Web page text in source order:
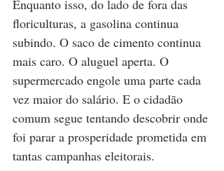
Enquanto isso, do lado de fora das
floriculturas, a gasolina continua
subindo. O saco de cimento continua
mais caro. O aluguel aperta. O
supermercado engole uma parte cada
vez maior do salário. E o cidadão
comum segue tentando descobrir onde
foi parar a prosperidade prometida em
tantas campanhas eleitorais.